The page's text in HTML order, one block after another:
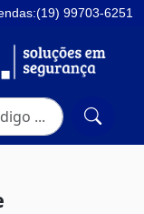
99703-6251